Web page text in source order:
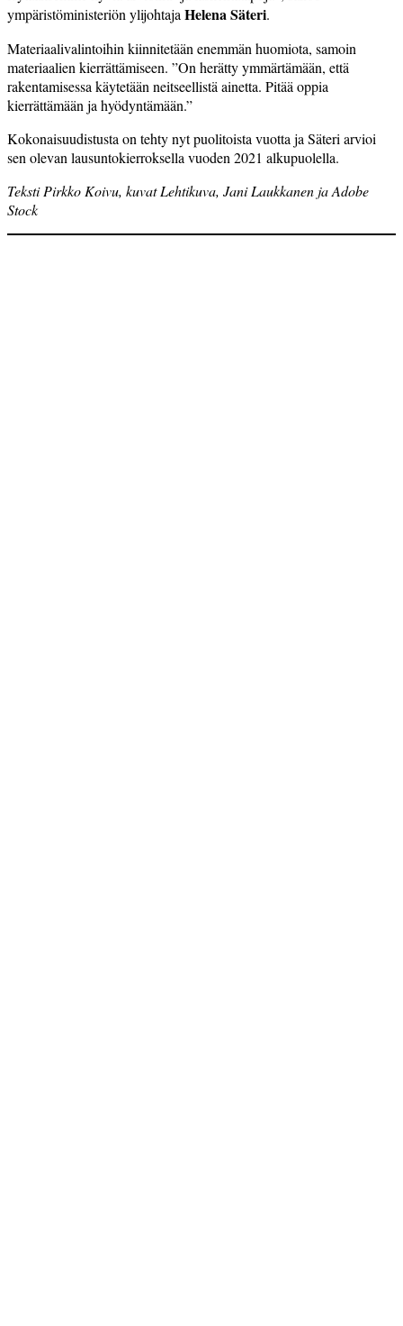
ympäristöministeriön ylijohtaja Helena Säteri.
Materiaalivalintoihin kiinnitetään enemmän huomiota, samoin
materiaalien kierrättämiseen. ”On herätty ymmärtämään, että
rakentamisessa käytetään neitseellistä ainetta. Pitää oppia
kierrättämään ja hyödyntämään.”
Kokonaisuudistusta on tehty nyt puolitoista vuotta ja Säteri arvioi
sen olevan lausuntokierroksella vuoden 2021 alkupuolella.
Teksti Pirkko Koivu, kuvat Lehtikuva, Jani Laukkanen ja Adobe
Stock